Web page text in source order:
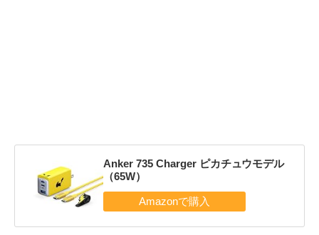
Anker 735 Charger ピカチュウモデル
（65W）